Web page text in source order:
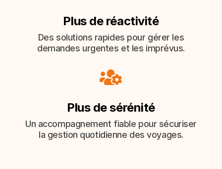
Plus de réactivité
Des solutions rapides pour gérer les
demandes urgentes et les imprévus.

Plus de sérénité
Un accompagnement fiable pour sécuriser
la gestion quotidienne des voyages.